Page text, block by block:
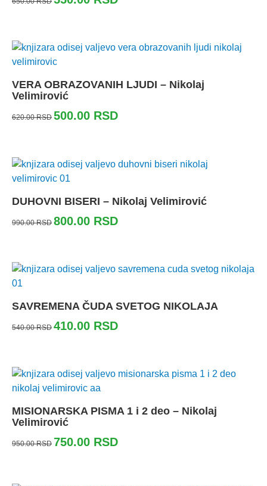
VERA OBRAZOVANIH LJUDI – Nikolaj
Velimirović
620.00RSD 500.00 RSD
DUHOVNI BISERI – Nikolaj Velimirović
990.00RSD 800.00 RSD
SAVREMENA ČUDA SVETOG NIKOLAJA
540.00RSD 410.00 RSD
MISIONARSKA PISMA 1 i 2 deo – Nikolaj
Velimirović
950.00RSD 750.00 RSD